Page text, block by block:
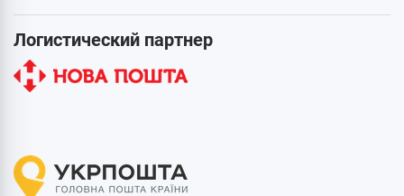
Логистический партнер